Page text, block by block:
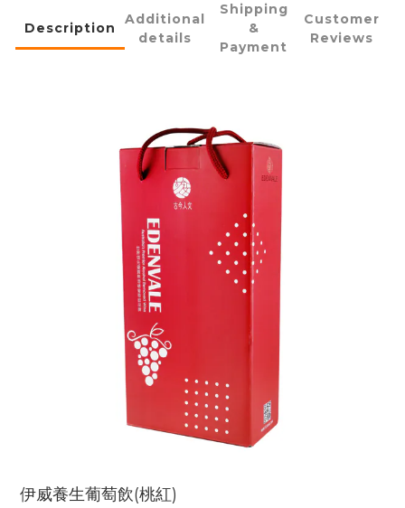
Description
Additional
details
Shipping
&
Payment
Customer
Reviews
伊威養生葡萄飲(桃紅)